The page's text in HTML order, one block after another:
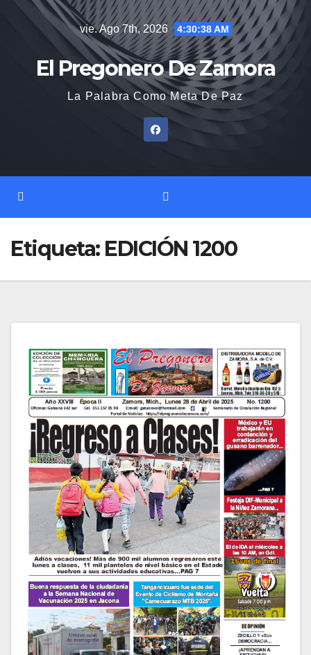
vie. Ago 7th, 2026 4:30:39 AM
El Pregonero De Zamora
La Palabra Como Meta De Paz
Etiqueta: EDICIÓN 1200